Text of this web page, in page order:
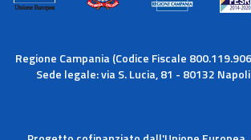
Regione Campania (Codice Fiscale
Sede legale: via S. Lucia, 81 - 80132 Napoli